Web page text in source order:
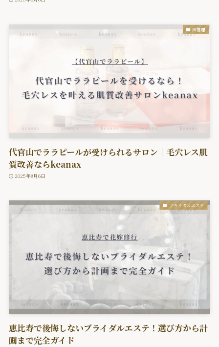
肌管理
代官山でララピールが受けられるサロン｜毛穴レス肌
質改善ならkeanax
2025年8月6日
ブライダルエステ
恵比寿で後悔しないブライダルエステ！選び方から計
画まで完全ガイド